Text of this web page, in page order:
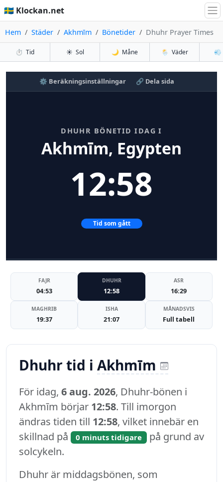
🇸🇪 Klockan.net
Hem Städer Akhmīm Bönetider Dhuhr Prayer Times
⏱️ Tid ☀️ Sol 🌙 Måne 🌦️ Väder 💨
⚙️ Beräkningsinställningar 🔗 Dela sida
DHUHR BÖNETID IDAG I
Akhmīm, Egypten
12:58
Tid som gått
FAJR
04:53
DHUHR
12:58
ASR
16:29
MAGHRIB
19:37
ISHA
21:07
MÅNADSVIS
Full tabell
Dhuhr tid i Akhmīm
För idag, 6 aug. 2026, Dhuhr-bönen i
Akhmīm börjar 12:58. Till imorgon
ändras tiden till 12:58, vilket innebär en
skillnad på
0 minuts tidigare på grund av
solcykeln.
Dhuhr är middagsbönen, som